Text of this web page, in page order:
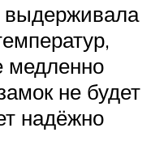
выдерживала
медленно
не будет
надёжно